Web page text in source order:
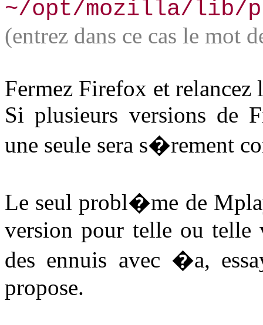
~/opt/mozilla/lib/
(entrez dans ce cas le mot
Fermez Firefox et
Si plusieurs versions de
une seule sera s�rement
Le seul probl�me de
version pour telle ou telle
des ennuis avec �a,
propose.